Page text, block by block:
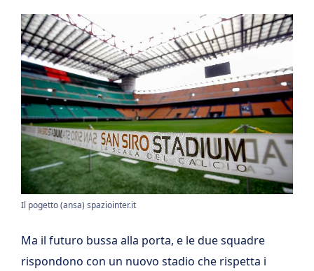
Il pogetto (ansa) spaziointer.it
Ma il futuro bussa alla porta, e le due squadre
rispondono con un nuovo stadio che rispetta i